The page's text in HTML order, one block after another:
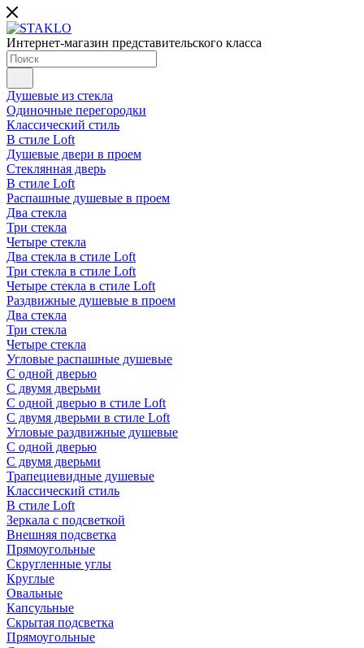
Интернет-магазин представительского класса
Душевые из стекла
Одиночные перегородки
Классический стиль
В стиле Loft
Душевые двери в проем
Стеклянная дверь
В стиле Loft
Распашные душевые в проем
Два стекла
Три стекла
Четыре стекла
Два стекла в стиле Loft
Три стекла в стиле Loft
Четыре стекла в стиле Loft
Раздвижные душевые в проем
Два стекла
Три стекла
Четыре стекла
Угловые распашные душевые
С одной дверью
С двумя дверьми
С одной дверью в стиле Loft
С двумя дверьми в стиле Loft
Угловые раздвижные душевые
С одной дверью
С двумя дверьми
Трапециевидные душевые
Классический стиль
В стиле Loft
Зеркала с подсветкой
Внешняя подсветка
Прямоугольные
Скругленные углы
Круглые
Овальные
Капсульные
Скрытая подсветка
Прямоугольные